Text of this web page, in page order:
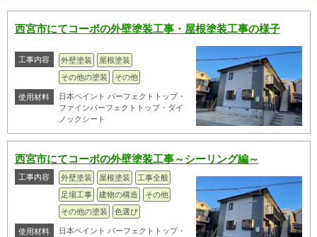
西宮市にてコーポの外壁塗装工事・屋根塗装工事の様子
工事内容 外壁塗装
屋根塗装
その他の塗装
その他
使用材料
日本ペイント パーフェクトトップ・
ファインパーフェクトトップ・ダイ
ノックシート
西宮市にてコーポの外壁塗装工事～シーリング編～
工事内容 外壁塗装 屋根塗装
工事全般
足場工事
建物の構造
その他
その他の塗装
色選び
使用材料
日本ペイント パーフェクトトップ・